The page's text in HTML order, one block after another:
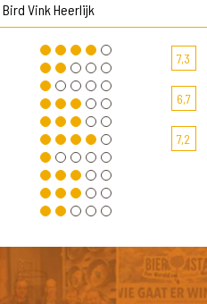
Bird Vink Heerlijk
7,3
6,7
7,2